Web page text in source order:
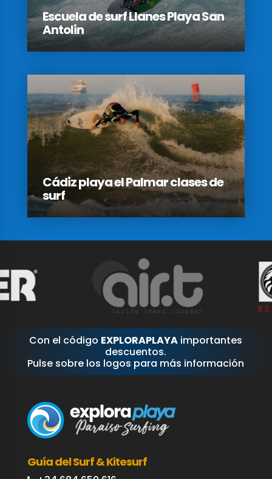
Escuela de surf Llanes Playa San
Antolin
Cádiz playa el Palmar clases de
surf
Con el código EXPLORAPLAYA importantes
descuentos.
Pulse sobre los logos para más información
Guía del Surf & Kitesurf